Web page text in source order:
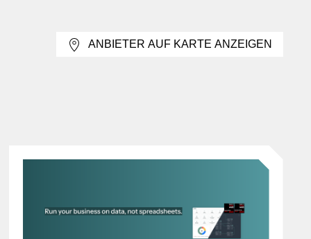
oder Supportfälle sowie Voice over IP für
Lösung kann cloudbasiert sein, muss es
ab und konzentriert sich auf die
ANBIETER AUF KARTE ANZEIGEN